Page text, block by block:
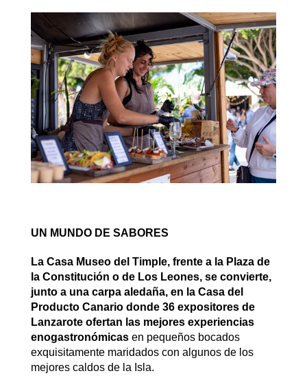
UN MUNDO DE SABORES
La Casa Museo del Timple, frente a la Plaza de
la Constitución o de Los Leones, se convierte,
junto a una carpa aledaña, en la Casa del
Producto Canario donde 36 expositores de
Lanzarote ofertan las mejores experiencias
enogastronómicasen pequeños bocados
exquisitamente maridados con algunos de los
mejores caldos de la Isla.